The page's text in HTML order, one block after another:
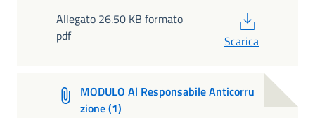
Allegato 26.50 KB formato
pdf
Scarica
MODULO Al Responsabile Anticorru
zione (1)